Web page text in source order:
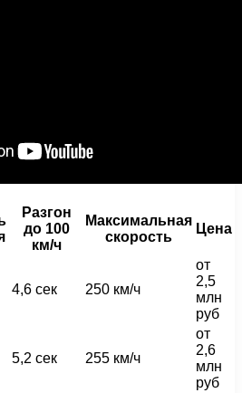
Разгон
до 100
км/ч
Максимальная
скорость
Цена
4,6 сек 250 км/ч
от
2,5
млн
руб
5,2 сек 255 км/ч
от
2,6
млн
руб